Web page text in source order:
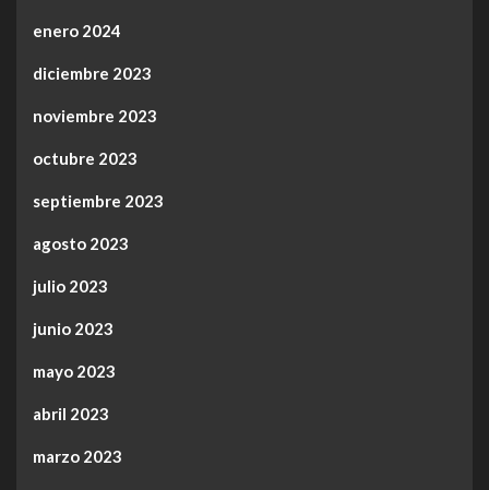
enero 2024
diciembre 2023
noviembre 2023
octubre 2023
septiembre 2023
agosto 2023
julio 2023
junio 2023
mayo 2023
abril 2023
marzo 2023